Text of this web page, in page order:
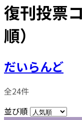
復刊投票
順）
だいらんど
全24件
並び順